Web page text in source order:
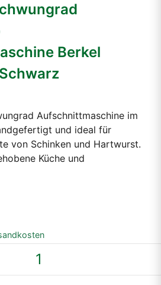
Berkel
Aufschnittmaschine im
und ideal für
von Schinken und Hartwurst.
Küche und